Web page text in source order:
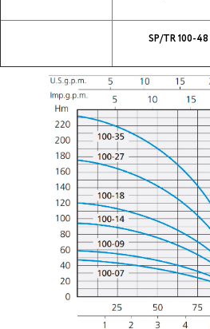
SP/TR 100-48